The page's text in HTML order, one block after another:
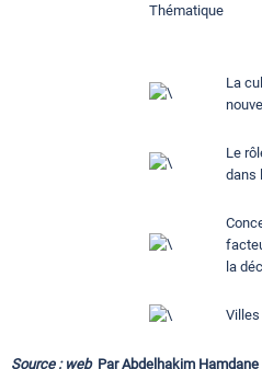
Thématique
La
Le
dans
la
Villes
Source : web Par Abdelhakim Hamdane